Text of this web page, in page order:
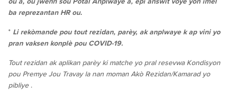
ba reprezantan HR ou.
* Li rekòmande pou tout rezidan, parèy, ak anplwaye k ap vini yo
pran vaksen konplè pou COVID-19.
Tout rezidan ak aplikan parèy ki matche yo pral resevwa Kondisyon
pou Premye Jou Travay la nan moman Akò Rezidan/Kamarad yo
pibliye.